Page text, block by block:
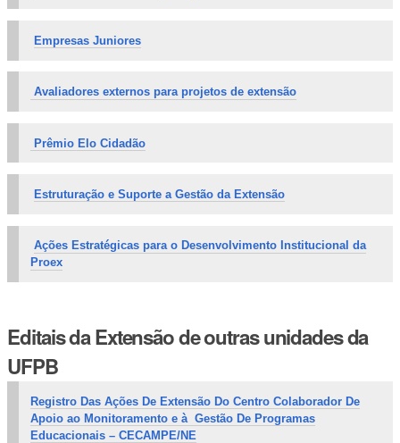
Empresas Juniores
Avaliadores externos para projetos de extensão
Prêmio Elo Cidadão
Estruturação e Suporte a Gestão da Extensão
Ações Estratégicaspara o Desenvolvimento Institucional da
Proex
Editais da Extensão de outras unidades da
UFPB
Registro Das Ações De Extensão Do Centro Colaborador De
Apoio ao Monitoramento e à Gestão De Programas
Educacionais – CECAMPE/NE